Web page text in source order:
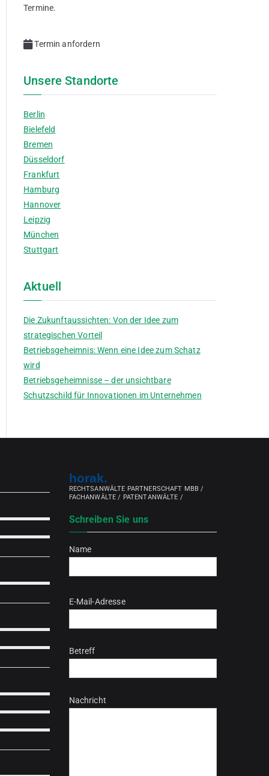
Termine.
Termin anfordern
Unsere Standorte
Berlin
Bielefeld
Bremen
Düsseldorf
Frankfurt
Hamburg
Hannover
Leipzig
München
Stuttgart
Aktuell
Die Zukunftaussichten: Von der Idee zum
strategischen Vorteil
Betriebsgeheimnis: Wenn eine Idee zum Schatz
wird
Betriebsgeheimnisse – der unsichtbare
Schutzschild für Innovationen im Unternehmen
horak.
RECHTSANWÄLTE PARTNERSCHAFT MBB /
FACHANWÄLTE / PATENTANWÄLTE /
Schreiben Sie uns
Name
E-Mail-Adresse
Betreff
Nachricht